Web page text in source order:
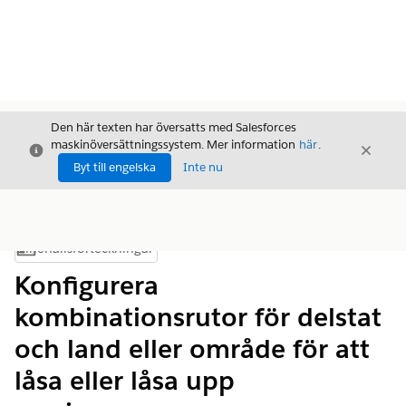
Stäng
Den här texten har översatts med Salesforces
maskinöversättningssystem. Mer information här.
Byt till engelska
Inte nu
Stäng
Visa innehållsförteckning
Innehållsförteckningar
Konfigurera
kombinationsrutor för delstat
och land eller område för att
låsa eller låsa upp